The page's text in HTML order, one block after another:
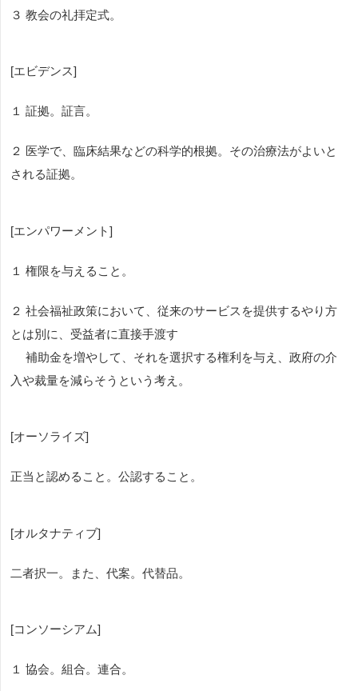
３ 教会の礼拝定式。
[エビデンス]
１ 証拠。証言。
２ 医学で、臨床結果などの科学的根拠。その治療法がよいと
される証拠。
[エンパワーメント]
１ 権限を与えること。
２ 社会福祉政策において、従来のサービスを提供するやり方
とは別に、受益者に直接手渡す
補助金を増やして、それを選択する権利を与え、政府の介
入や裁量を減らそうという考え。
[オーソライズ]
正当と認めること。公認すること。
[オルタナティブ]
二者択一。また、代案。代替品。
[コンソーシアム]
１ 協会。組合。連合。